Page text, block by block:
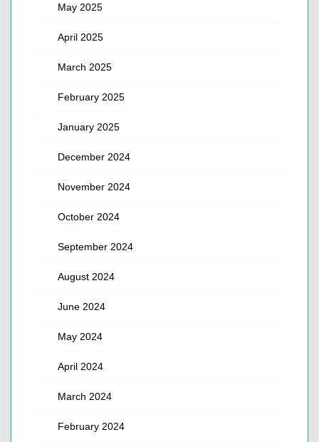
May 2025
April 2025
March 2025
February 2025
January 2025
December 2024
November 2024
October 2024
September 2024
August 2024
June 2024
May 2024
April 2024
March 2024
February 2024